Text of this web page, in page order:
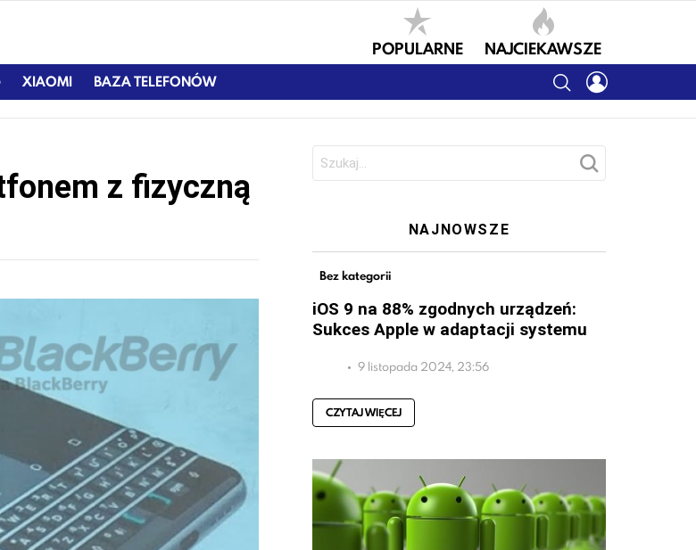
POPULARNE NAJCIEKAWSZE
XIAOMI BAZA TELEFONÓW SEARCH
z fizyczną
NAJNOWSZE
Bez kategorii
iOS 9 na 88% zgodnych urządzeń:
Sukces Apple w adaptacji systemu
9 listopada 2024, 23:56
CZYTAJ WIĘCEJ